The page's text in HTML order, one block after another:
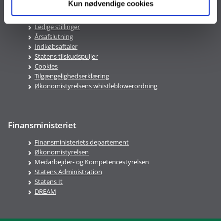
Kun nødvendige cookies
ØAV
Ledige stillinger
Årsafslutning
Indkøbsaftaler
Statens tilskudspuljer
Cookies
Tilgængelighedserklæring
Økonomistyrelsens whistleblowerordning
Finansministeriet
Finansministeriets departement
Økonomistyrelsen
Medarbejder- og Kompetencestyrelsen
Statens Administration
Statens It
DREAM